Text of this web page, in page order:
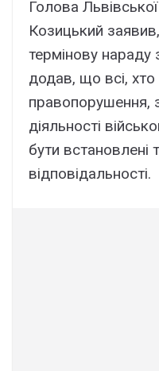
Голова
Козицький
термінову нараду
додав, що всі,
правопорушення,
діяльності
бути встановлені
відповідальності.